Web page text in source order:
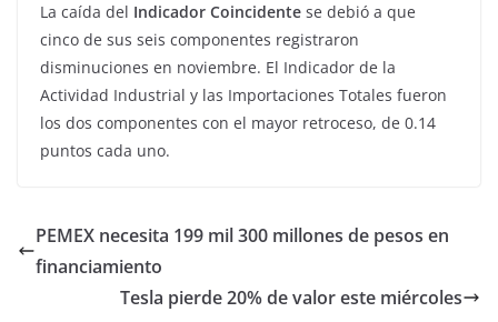
La caída del Indicador Coincidente se debió a que
cinco de sus seis componentes registraron
disminuciones en noviembre. El Indicador de la
Actividad Industrial y las Importaciones Totales fueron
los dos componentes con el mayor retroceso, de 0.14
puntos cada uno.
PEMEX necesita 199 mil 300 millones de pesos en
financiamiento
Tesla pierde 20% de valor este miércoles